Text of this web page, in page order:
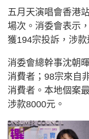
五月天演唱會香港
場次。消委會表示
獲194宗投訴，涉款
消委會總幹事沈朝
消費者；98宗來自
消費者。本地個案
涉款8000元。